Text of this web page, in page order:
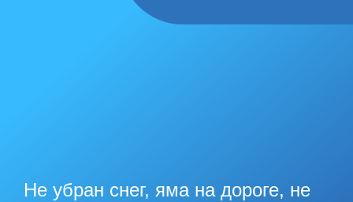
Не убран снег, яма на дороге, не